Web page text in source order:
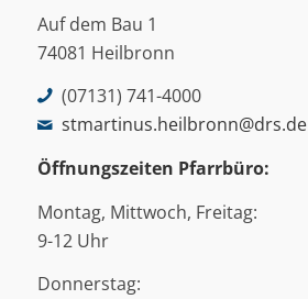
Auf dem Bau 1
74081 Heilbronn
(07131) 741-4000
stmartinus.heilbronn@drs.de
Öffnungszeiten Pfarrbüro:
Montag, Mittwoch, Freitag:
9-12 Uhr
Donnerstag: